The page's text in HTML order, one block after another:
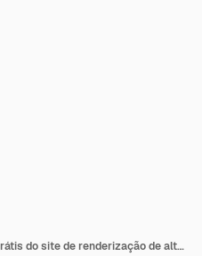
Elemento da web PSD 3D grátis do site de renderização de alta qualidade png